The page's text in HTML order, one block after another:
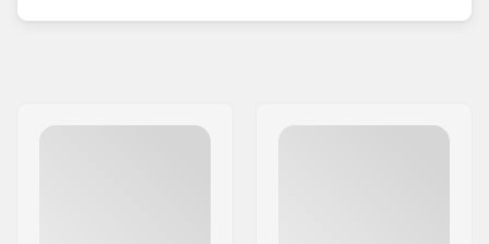
FP suunnittelee monia pohjallisiaan skeittaajia